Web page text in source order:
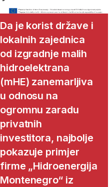
Da je korist države i
lokalnih zajednica
od izgradnje malih
hidroelektrana
(mHE) zanemarljiva
u odnosu na
ogromnu zaradu
privatnih
investitora, najbolje
pokazuje primjer
firme „Hidroenergija
Montenegro“ iz